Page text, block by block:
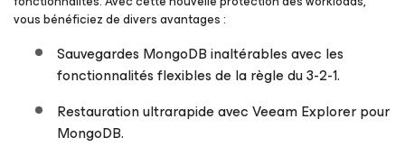
vous bénéficiez de divers avantages :
Sauvegardes MongoDB inaltérables avec les
fonctionnalités flexibles de la règle du 3-2-1.
Restauration ultrarapide avec Veeam Explorer pour
MongoDB.